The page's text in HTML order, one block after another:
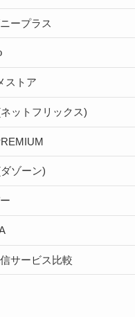
ープラス
ストア
ットフリックス)
ゾーン)
サービス比較